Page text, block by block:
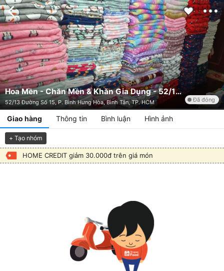
Hoa Mền - Chăn Mền & Khăn Gia Dụng - 52/13 Đường Số 15
52/13 Đường Số 15, P. Bình Hưng Hòa, Bình Tân, TP. HCM Đã đóng
Giao hàng Thông tin Bình luận Hình ảnh
+ Tạo nhóm
HOME CREDIT giảm 30.000đ trên giá món